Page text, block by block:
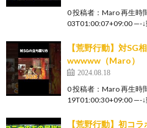
0 投稿者：Maro 再生時
03T01:00:07+09:00 —-
【荒野行動】対SG
wwwww（Maro）
2024.08.18
0 投稿者：Maro 再生時
19T01:00:30+09:00 —-
【荒野行動】初コ